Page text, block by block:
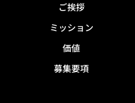
ご挨拶
ミッション
価値
募集要項